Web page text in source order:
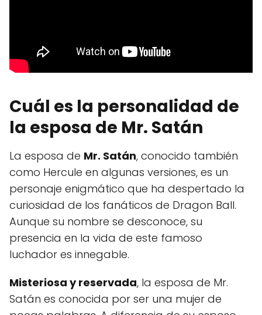
Cuál es la personalidad de
la esposa de Mr. Satán
La esposa de Mr. Satán, conocido también
como Hercule en algunas versiones, es un
personaje enigmático que ha despertado la
curiosidad de los fanáticos de Dragon Ball.
Aunque su nombre se desconoce, su
presencia en la vida de este famoso
luchador es innegable.
Misteriosa y reservada, la esposa de Mr.
Satán es conocida por ser una mujer de